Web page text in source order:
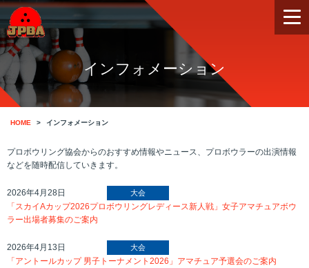
インフォメーション
HOME インフォメーション
プロボウリング協会からのおすすめ情報やニュース、プロボウラーの出演情報
などを随時配信していきます。
2026年4月28日 大会
「スカイAカップ2026プロボウリングレディース新人戦」女子アマチュアボウ
ラー出場者募集のご案内
2026年4月13日 大会
「アントールカップ 男子トーナメント2026」アマチュア予選会のご案内